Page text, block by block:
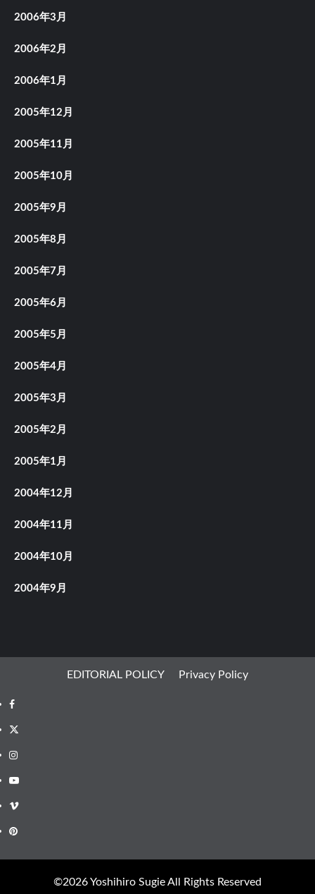
2006年3月
2006年2月
2006年1月
2005年12月
2005年11月
2005年10月
2005年9月
2005年8月
2005年7月
2005年6月
2005年5月
2005年4月
2005年3月
2005年2月
2005年1月
2004年12月
2004年11月
2004年10月
2004年9月
EDITORIAL POLICY Privacy Policy
Facebook
X
Instagram
Youtube
Vimeo
Pinterest
©︎2026 Yoshihiro Sugie All Rights Reserved